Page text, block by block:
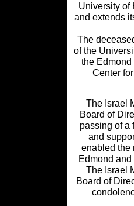
and
The
of the
the
The
The
Board